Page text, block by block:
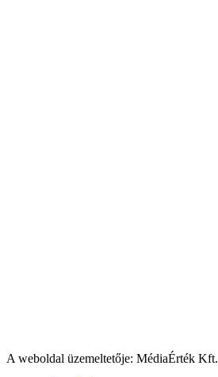
A weboldal üzemeltetője: MédiaÉrték Kft.